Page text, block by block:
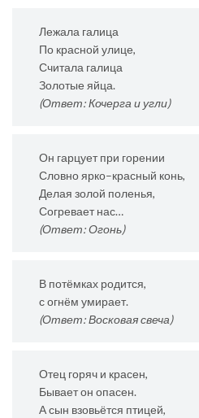
Лежала галица
По красной улице,
Считала галица
Золотые яйца.
(Ответ: Кочерга и угли)
Он гарцует при горении
Словно ярко–красный конь,
Делая золой поленья,
Согревает нас…
(Ответ: Огонь)
В потёмках родится,
с огнём умирает.
(Ответ: Восковая свеча)
Отец горяч и красен,
Бывает он опасен.
А сын взовьётся птицей,